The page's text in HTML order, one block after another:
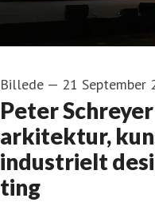
Billede — 21 September
Peter
arkitektur,
industrielt
ting